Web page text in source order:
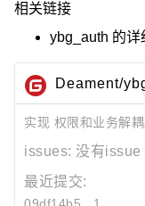
相关链接
ybg_auth 的详
Deament/
实现 权限和业务解
issues: 没有issue
最近提交:
09df14b5 1